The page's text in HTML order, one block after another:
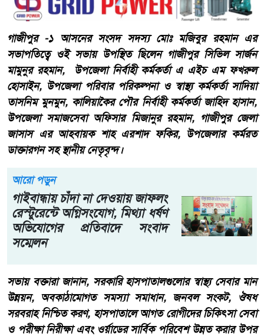
গাজীপুর -১ আসনের সংসদ সদস্য মোঃ মজিবুর রহমান এর
সভাপতিত্বে ওই সভায় উপস্থিত ছিলেন গাজীপুর সিভিল সার্জন
মামুনুর রহমান, উপজেলা নির্বাহী কর্মকর্তা এ এইচ এম ফখরুল
হোসাইন, উপজেলা পরিবার পরিকল্পনা ও স্বাস্থ্য কর্মকর্তা সাদিয়া
তাসনিম মুনমুন, কালিয়াকৈর পৌর নির্বাহী কর্মকর্তা জাহিদ হাসান,
উপজেলা সমাজসেবা অফিসার মিজানুর রহমান, গাজীপুর জেলা
জাসাস এর আহবায়ক শাহ এরশাদ ফকির, উপজেলার কর্মরত
ডাক্তারগন সহ স্থানীয় নেতৃবৃন্দ।
আরো পড়ুন
গাইবান্ধায় চাঁদা না দেওয়ায় জাফলং
রেস্টুরেন্টে অগ্নিসংযোগ, মিথ্যা ধর্ষণ
অভিযোগের প্রতিবাদে সংবাদ
সম্মেলন
সভায় বক্তারা জানান, সরকারি হাসপাতালগুলোর স্বাস্থ্য সেবার মান
উন্নয়ন, অবকাঠামোগত সমস্যা সমাধান, জনবল সংকট, ঔষধ
সরবরাহ নিশ্চিত করণ, হাসপাতালে আগত রোগীদের চিকিৎসা সেবা
ও পরীক্ষা নিরীক্ষা এবং ওর্য়াডের সার্বিক পরিবেশ উন্নত করার উপর